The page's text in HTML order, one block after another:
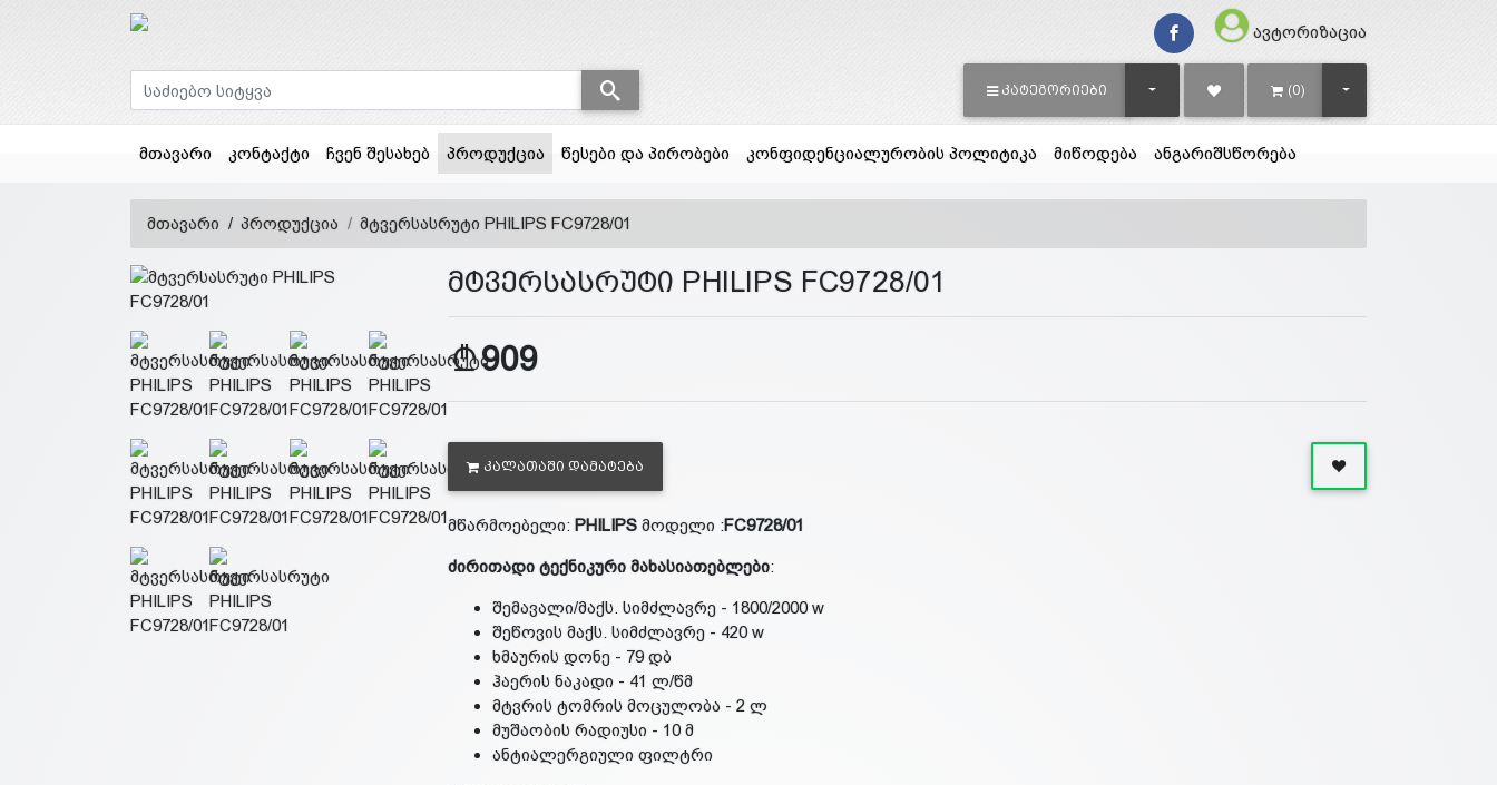
ავტორიზაცია
ᲙᲐᲢᲔᲒᲝᲠᲘᲔᲑᲘ TOGGLE DROPDOWN(0) TOGGLE DROPDOWN
მთავარი კონტაქტი ჩვენ შესახებ პროდუქცია(current)
წესები და პირობები კონფიდენციალურობის პოლიტიკა მიწოდება ანგარიშსწორება
მთავარი პროდუქცია მტვერსასრუტი PHILIPS FC9728/01
მტვერსასრუტი PHILIPS FC9728/01
909
ᲙᲐᲚᲐᲗᲐᲨᲘ ᲓᲐᲛᲐᲢᲔᲑᲐ
მწარმოებელი: PHILIPS მოდელი :FC9728/01
ძირითადი ტექნიკური მახასიათებლები:
შემავალი/მაქს. სიმძლავრე - 1800/2000 w
შეწოვის მაქს. სიმძლავრე - 420 w
ხმაურის დონე - 79 დბ
ჰაერის ნაკადი - 41 ლ/წმ
მტვრის ტომრის მოცულობა - 2 ლ
მუშაობის რადიუსი - 10 მ
ანტიალერგიული ფილტრი